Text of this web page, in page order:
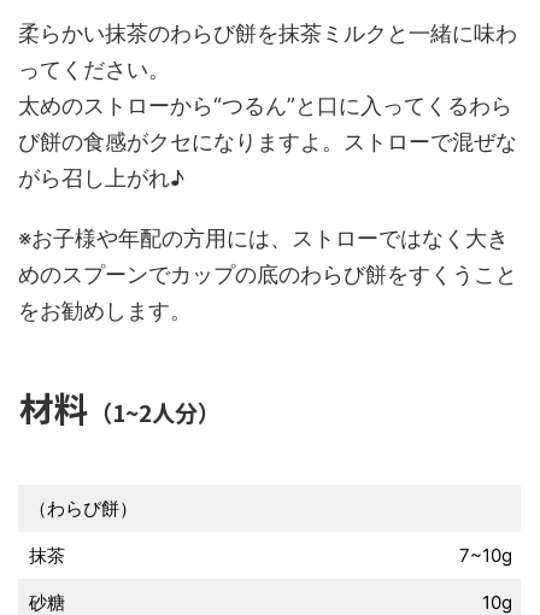
柔らかい抹茶のわらび餅を抹茶ミルクと一緒に味わ
ってください。
太めのストローから“つるん”と口に入ってくるわら
び餅の食感がクセになりますよ。ストローで混ぜな
がら召し上がれ♪
※お子様や年配の方用には、ストローではなく大き
めのスプーンでカップの底のわらび餅をすくうこと
をお勧めします。
材料 （1~2人分）
（わらび餅）
抹茶 7~10g
砂糖 10g